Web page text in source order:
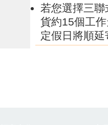
若您選擇三
貨約15個工
定假日將順延